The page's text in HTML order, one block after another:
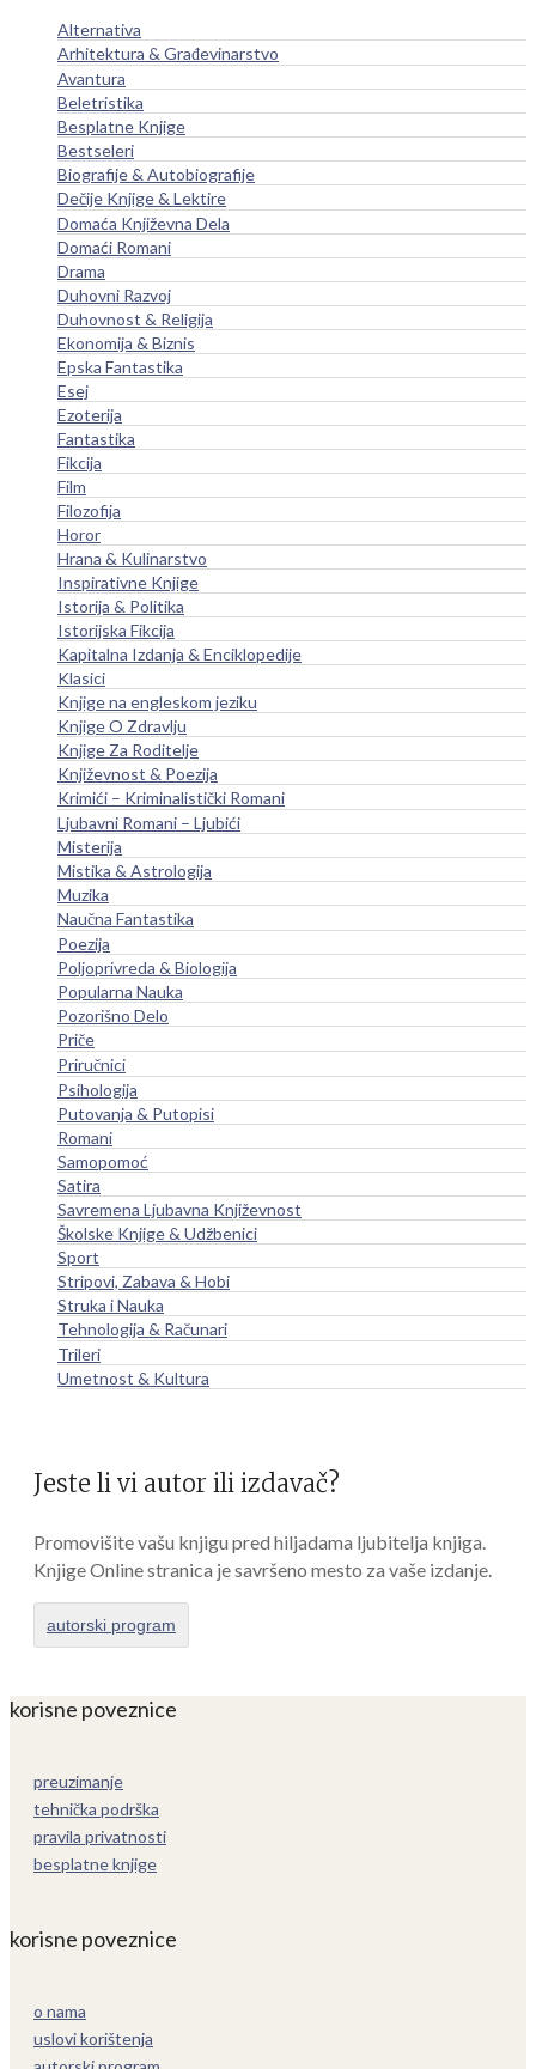
Alternativa
Arhitektura & Građevinarstvo
Avantura
Beletristika
Besplatne Knjige
Bestseleri
Biografije & Autobiografije
Dečije Knjige & Lektire
Domaća Književna Dela
Domaći Romani
Drama
Duhovni Razvoj
Duhovnost & Religija
Ekonomija & Biznis
Epska Fantastika
Esej
Ezoterija
Fantastika
Fikcija
Film
Filozofija
Horor
Hrana & Kulinarstvo
Inspirativne Knjige
Istorija & Politika
Istorijska Fikcija
Kapitalna Izdanja & Enciklopedije
Klasici
Knjige na engleskom jeziku
Knjige O Zdravlju
Knjige Za Roditelje
Književnost & Poezija
Krimići – Kriminalistički Romani
Ljubavni Romani – Ljubići
Misterija
Mistika & Astrologija
Muzika
Naučna Fantastika
Poezija
Poljoprivreda & Biologija
Popularna Nauka
Pozorišno Delo
Priče
Priručnici
Psihologija
Putovanja & Putopisi
Romani
Samopomoć
Satira
Savremena Ljubavna Književnost
Školske Knjige & Udžbenici
Sport
Stripovi, Zabava & Hobi
Struka i Nauka
Tehnologija & Računari
Trileri
Umetnost & Kultura
Jeste li vi autor ili izdavač?
Promovišite vašu knjigu pred hiljadama ljubitelja knjiga.
Knjige Online stranica je savršeno mesto za vaše izdanje.
autorski program
korisne poveznice
preuzimanje
tehnička podrška
pravila privatnosti
besplatne knjige
korisne poveznice
o nama
uslovi korištenja